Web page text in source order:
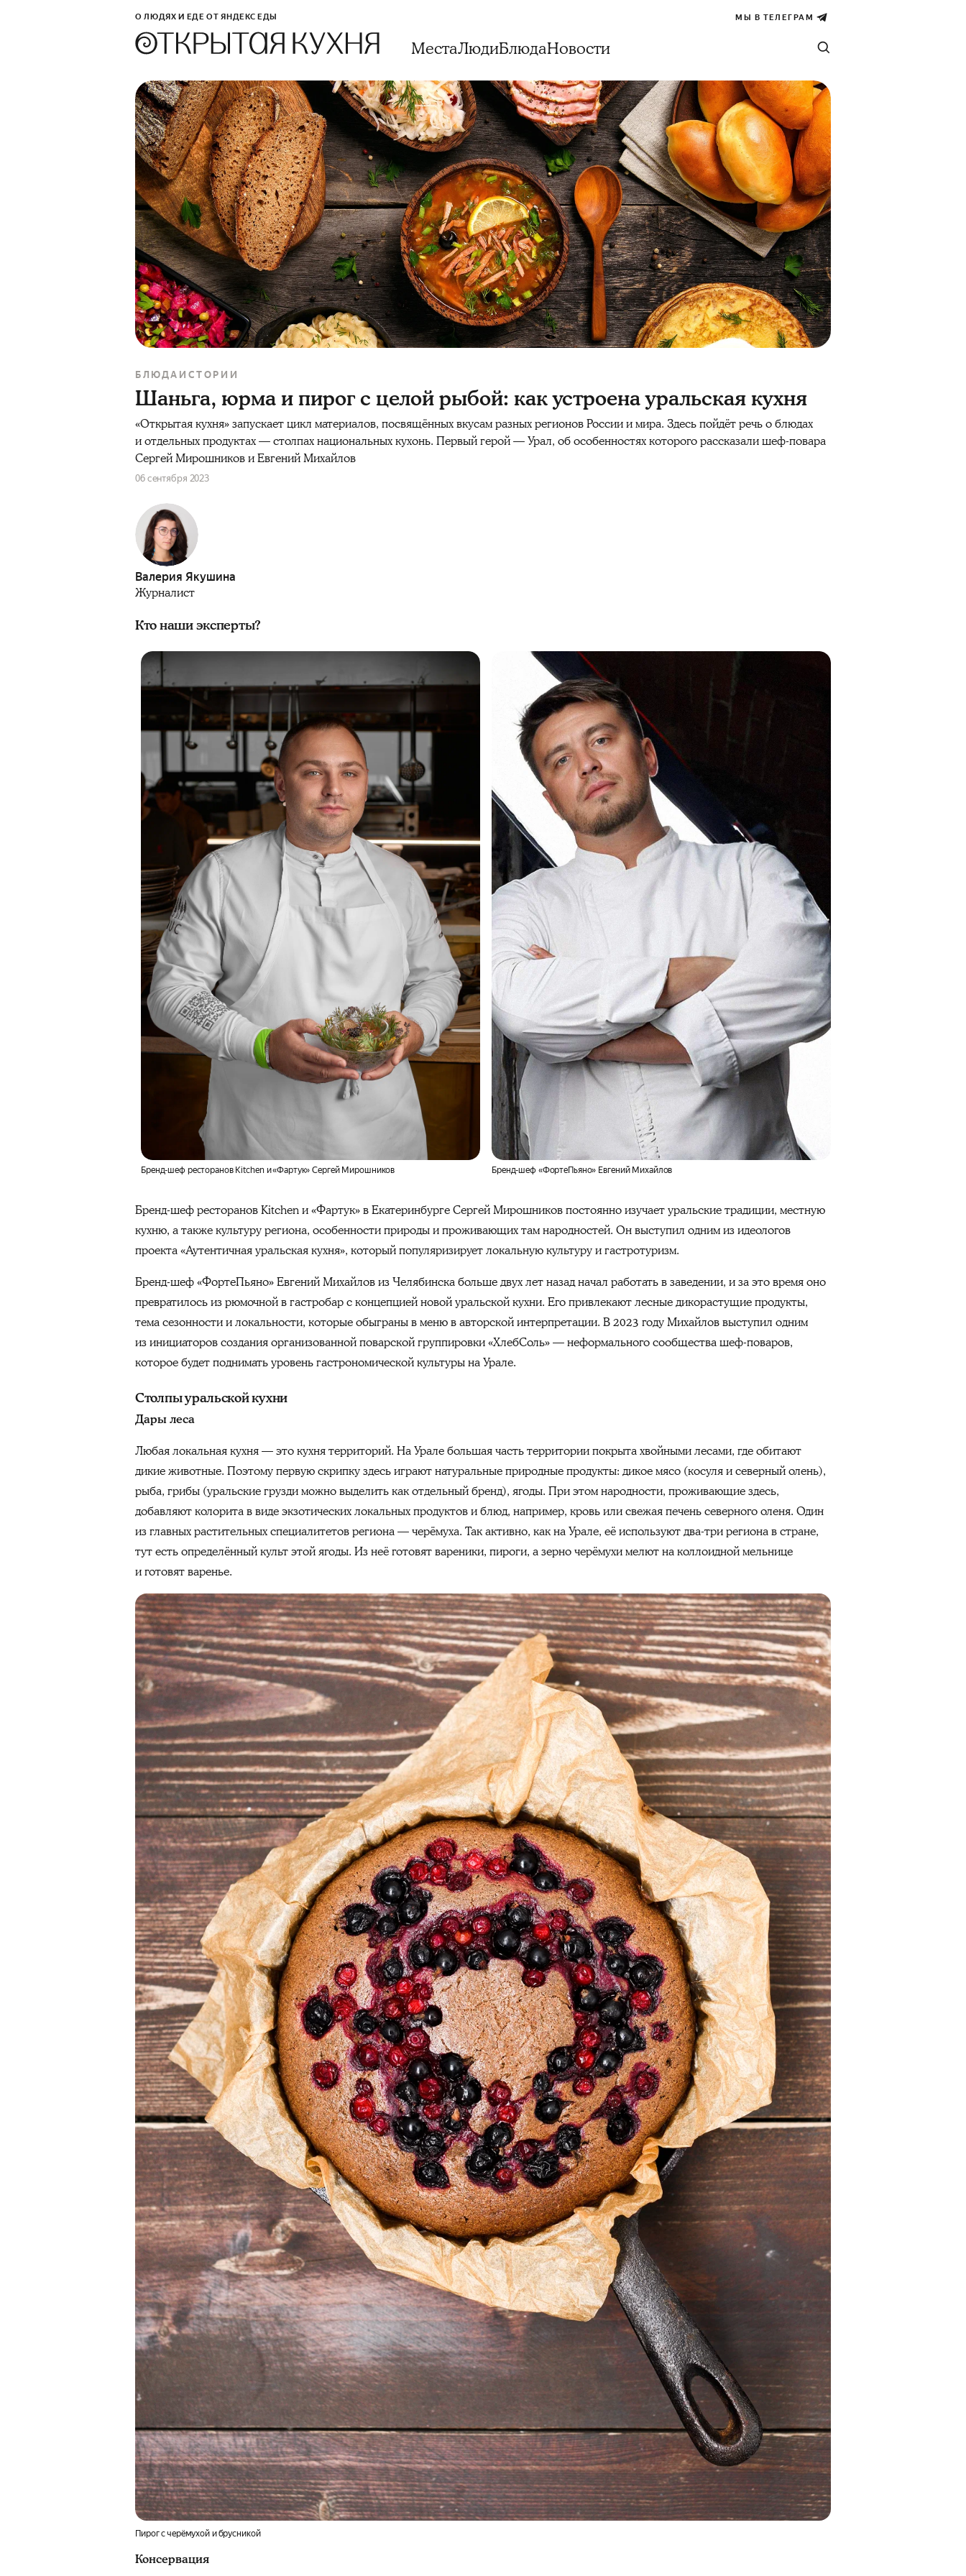
О ЛЮДЯХ И ЕДЕ ОТ ЯНДЕКС ЕДЫ МЫ В ТЕЛЕГРАМ
МестаЛюдиБлюдаНовости
БЛЮДА ИСТОРИИ
Шаньга, юрма и пирог с целой рыбой: как устроена уральская кухня
«Открытая кухня» запускает цикл материалов, посвящённых вкусам разных регионов России и мира. Здесь пойдёт речь о блюдах
и отдельных продуктах — столпах национальных кухонь. Первый герой — Урал, об особенностях которого рассказали шеф-повара
Сергей Мирошников и Евгений Михайлов
06 сентября 2023
Валерия Якушина
Журналист
Кто наши эксперты?
Бренд-шеф ресторанов Kitchen и «Фартук» Сергей Мирошников Бренд-шеф «ФортеПьяно» Евгений Михайлов
Бренд-шеф ресторанов Kitchen и «Фартук» в Екатеринбурге Сергей Мирошников постоянно изучает уральские традиции, местную
кухню, а также культуру региона, особенности природы и проживающих там народностей. Он выступил одним из идеологов
проекта «Аутентичная уральская кухня», который популяризирует локальную культуру и гастротуризм.
Бренд-шеф «ФортеПьяно» Евгений Михайлов из Челябинска больше двух лет назад начал работать в заведении, и за это время оно
превратилось из рюмочной в гастробар c концепцией новой уральской кухни. Его привлекают лесные дикорастущие продукты,
тема сезонности и локальности, которые обыграны в меню в авторской интерпретации. В 2023 году Михайлов выступил одним
из инициаторов создания организованной поварской группировки «ХлебСоль» — неформального сообщества шеф-поваров,
которое будет поднимать уровень гастрономической культуры на Урале.
Столпы уральской кухни
Дары леса
Любая локальная кухня — это кухня территорий. На Урале большая часть территории покрыта хвойными лесами, где обитают
дикие животные. Поэтому первую скрипку здесь играют натуральные природные продукты: дикое мясо (косуля и северный олень),
рыба, грибы (уральские грузди можно выделить как отдельный бренд), ягоды. При этом народности, проживающие здесь,
добавляют колорита в виде экзотических локальных продуктов и блюд, например, кровь или свежая печень северного оленя. Один
из главных растительных специалитетов региона — черёмуха. Так активно, как на Урале, её используют два-три региона в стране,
тут есть определённый культ этой ягоды. Из неё готовят вареники, пироги, а зерно черёмухи мелют на коллоидной мельнице
и готовят варенье.
Пирог с черёмухой и брусникой
Консервация